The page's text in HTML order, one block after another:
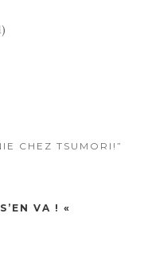
CHEZ TSUMORI!”
VA ! «